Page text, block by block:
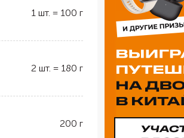
1 шт. = 100 г
2 шт. = 180 г
200 г